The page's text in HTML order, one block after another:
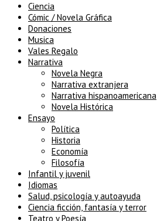
Ciencia
Cómic / Novela Gráfica
Donaciones
Musica
Vales Regalo
Narrativa
Novela Negra
Narrativa extranjera
Narrativa hispanoamericana
Novela Histórica
Ensayo
Política
Historia
Economía
Filosofía
Infantil y juvenil
Idiomas
Salud, psicología y autoayuda
Ciencia ficción, fantasía y terror
Teatro y Poesía